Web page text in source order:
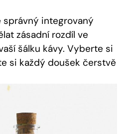
správný integrovaný
zásadní rozdíl ve
šálku kávy. Vyberte si
si každý doušek čerstvě